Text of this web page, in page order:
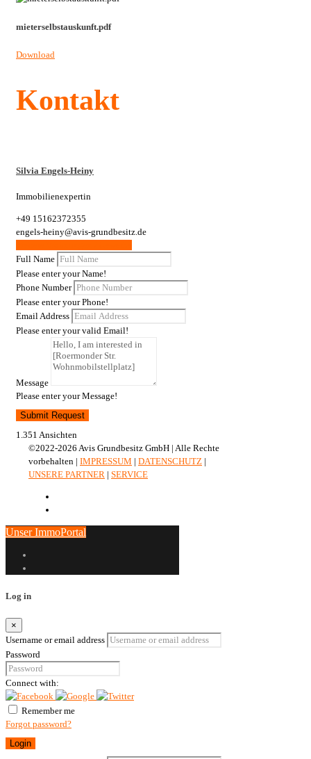
mieterselbstauskunft.pdf
Download
Kontakt
Silvia Engels-Heiny
Immobilienexpertin
+49 15162372355
engels-heiny@avis-grundbesitz.de
Full Name
Please enter your Name!
Phone Number
Please enter your Phone!
Email Address
Please enter your valid Email!
Message
Please enter your Message!
Submit Request
1.351 Ansichten
©2022-2026 Avis Grundbesitz GmbH | Alle Rechte
vorbehalten | IMPRESSUM | DATENSCHUTZ |
UNSERE PARTNER | SERVICE
Unser ImmoPortal
Log in
×
Username or email address
Password
Connect with:
Remember me
Forgot password?
Login